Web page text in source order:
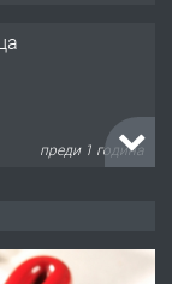
преди 1 година